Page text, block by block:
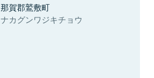
那賀郡鷲敷町
ナカグンワジキチョウ